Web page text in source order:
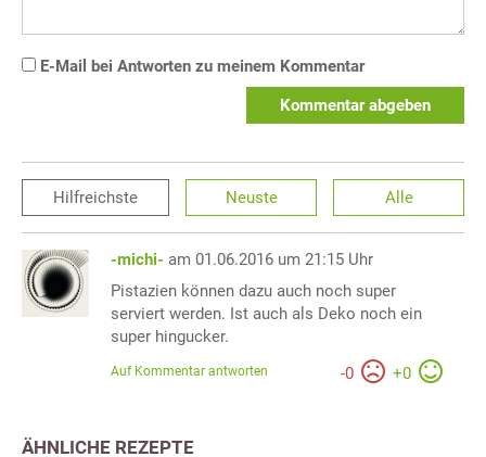
E-Mail bei Antworten zu meinem Kommentar
Kommentar abgeben
Hilfreichste Neuste Alle
-michi- am 01.06.2016 um 21:15 Uhr
Pistazien können dazu auch noch super
serviert werden. Ist auch als Deko noch ein
super hingucker.
-0 +0
Auf Kommentar antworten
ÄHNLICHE REZEPTE